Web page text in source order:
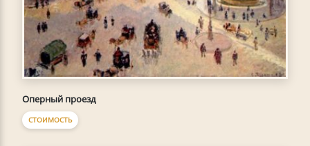
Оперный проезд
СТОИМОСТЬ